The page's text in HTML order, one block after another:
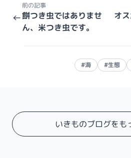
←
前の記事
餅つき虫ではありませ
ん、米つき虫です。
オ
#海 #生態
いきものブログを